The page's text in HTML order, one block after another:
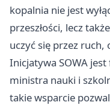
kopalnia nie jest
przeszłości, lecz
uczyć się przez ruch,
Inicjatywa SOWA
ministra nauki i
takie wsparcie